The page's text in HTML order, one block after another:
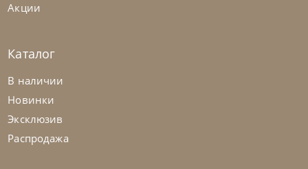
Samoa
Кресло Miss
Акции
Каталог
В наличии
Новинки
Эксклюзив
Распродажа